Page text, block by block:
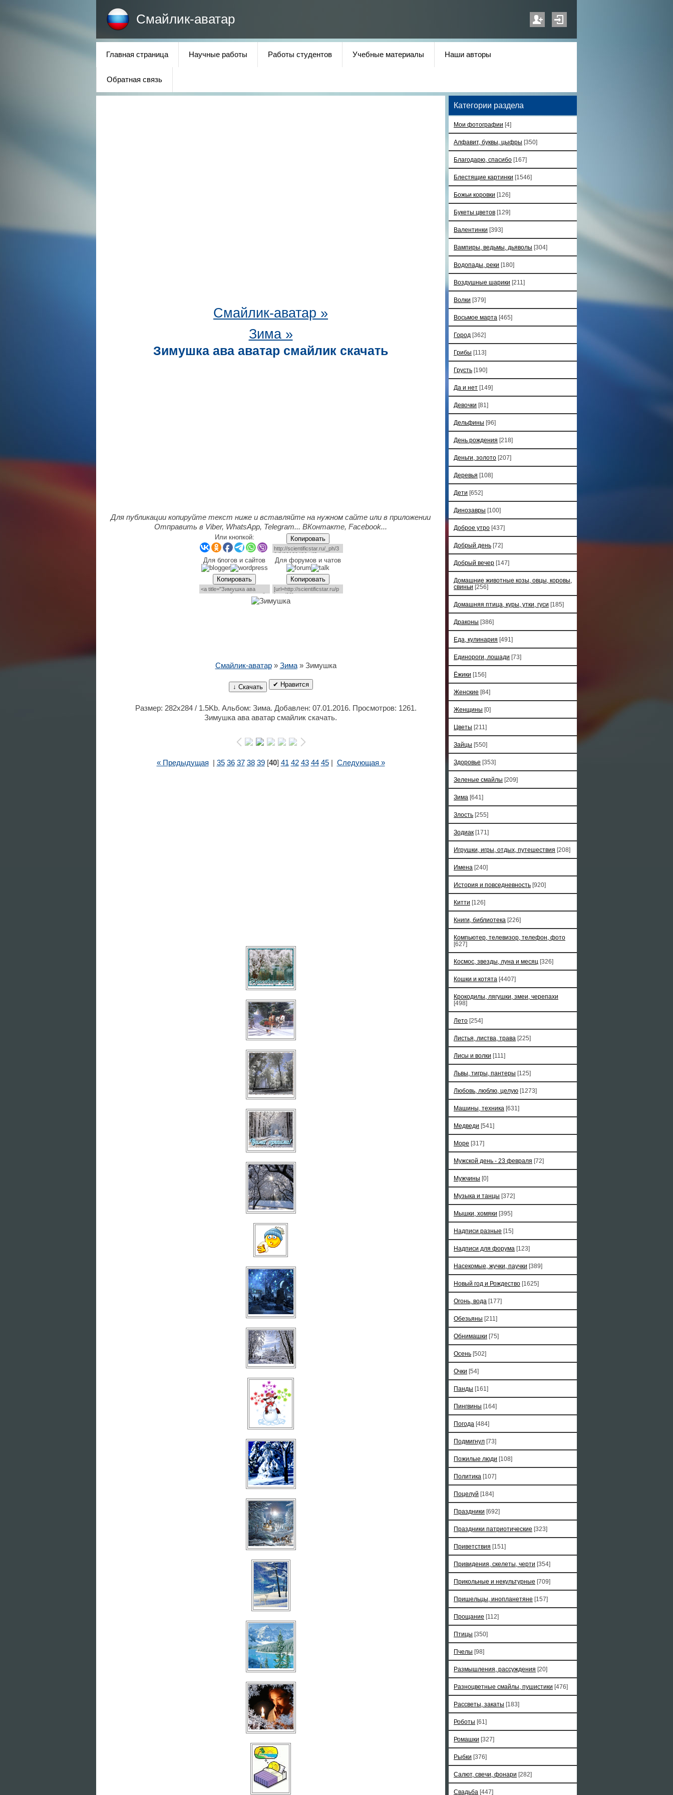
Смайлик-аватар
Главная страница Научные работы Работы студентов Учебные материалы Наши авторы
Обратная связь
Смайлик-аватар »
Зима »
Зимушка ава аватар смайлик скачать
Для публикации копируйте текст ниже и вставляйте на нужном сайте или в приложении
Отправить в Viber, WhatsApp, Telegram... ВКонтакте, Facebook...
Или кнопкой: Копировать
Для блогов и сайтов Для форумов и чатов
Копировать Копировать
Смайлик-аватар» Зима» Зимушка
↓ Скачать ✔ Нравится
Размер: 282x284 / 1.5Kb. Альбом: Зима. Добавлен: 07.01.2016. Просмотров: 1261.
Зимушка ава аватар смайлик скачать.
« Предыдущая 35 36 37 38 39[40] 41 42 43 44 45| Следующая »
Категории раздела
Мои фотографии [4]
Алфавит, буквы, цыфры [350]
Благодарю, спасибо [167]
Блестящие картинки [1546]
Божьи коровки [126]
Букеты цветов [129]
Валентинки [393]
Вампиры, ведьмы, дьяволы [304]
Водопады, реки [180]
Воздушные шарики [211]
Волки [379]
Восьмое марта [465]
Город [362]
Грибы [113]
Грусть [190]
Да и нет [149]
Девочки [81]
Дельфины [96]
День рождения [218]
Деньги, золото [207]
Деревья [108]
Дети [652]
Динозавры [100]
Доброе утро [437]
Добрый день [72]
Добрый вечер [147]
Домашние животные козы, овцы, коровы,
свиньи [256]
Домашняя птица, куры, утки, гуси [185]
Драконы [386]
Еда, кулинария [491]
Единороги, лошади [73]
Ёжики [156]
Женские [84]
Женщины [0]
Цветы [211]
Зайцы [550]
Здоровье [353]
Зеленые смайлы [209]
Зима [641]
Злость [255]
Зодиак [171]
Игрушки, игры, отдых, путешествия [208]
Имена [240]
История и повседневность [920]
Китти [126]
Книги, библиотека [226]
Компьютер, телевизор, телефон, фото
[627]
Космос, звезды, луна и месяц [326]
Кошки и котята [4407]
Крокодилы, лягушки, змеи, черепахи
[498]
Лето [254]
Листья, листва, трава [225]
Лисы и волки [111]
Львы, тигры, пантеры [125]
Любовь, люблю, целую [1273]
Машины, техника [631]
Медведи [541]
Море [317]
Мужской день - 23 февраля [72]
Мужчины [0]
Музыка и танцы [372]
Мышки, хомяки [395]
Надписи разные [15]
Надписи для форума [123]
Насекомые, жучки, паучки [389]
Новый год и Рождество [1625]
Огонь, вода [177]
Обезьяны [211]
Обнимашки [75]
Осень [502]
Очки [54]
Панды [161]
Пингвины [164]
Погода [484]
Подмигнул [73]
Пожилые люди [108]
Политика [107]
Поцелуй [184]
Праздники [692]
Праздники патриотические [323]
Приветствия [151]
Привидения, скелеты, черти [354]
Прикольные и некультурные [709]
Пришельцы, инопланетяне [157]
Прощание [112]
Птицы [350]
Пчелы [98]
Размышления, рассуждения [20]
Разноцветные смайлы, пушистики [476]
Рассветы, закаты [183]
Роботы [61]
Ромашки [327]
Рыбки [376]
Салют, свечи, фонари [282]
Свадьба [447]